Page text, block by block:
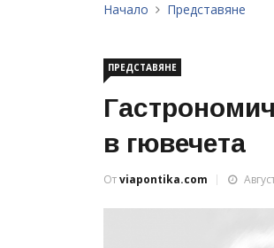
Начало Представяне
ПРЕДСТАВЯНЕ
в гювечета
Отviapontika.com